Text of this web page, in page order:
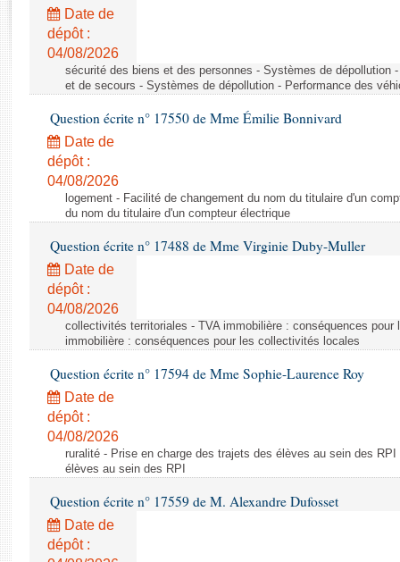
Rapports législatifs
Rapports sur l'application des lois
Baromètre de l’application des lois
Dossiers législatifs
Budget et sécurité sociale
Questions écrites et orales
Comptes rendus des débats
Date de
dépôt :
04/08/2026
sécurité des biens et des personnes - Systèmes de dépollution
et de secours - Systèmes de dépollution - Performance des
Question écrite n° 17550 de Mme Émilie Bonnivard
Date de
dépôt :
04/08/2026
logement - Facilité de changement du nom du titulaire d'un
du nom du titulaire d'un compteur électrique
Question écrite n° 17488 de Mme Virginie Duby-Muller
Date de
dépôt :
04/08/2026
collectivités territoriales - TVA immobilière : conséquences
immobilière : conséquences pour les collectivités locales
Question écrite n° 17594 de Mme Sophie-Laurence Roy
Date de
dépôt :
04/08/2026
ruralité - Prise en charge des trajets des élèves au sein des
élèves au sein des RPI
Question écrite n° 17559 de M. Alexandre Dufosset
Date de
dépôt :